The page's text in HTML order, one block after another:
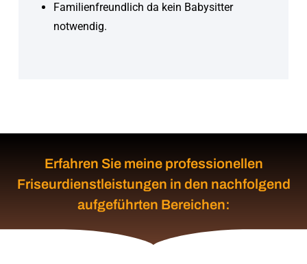
Familienfreundlich da kein Babysitter
notwendig.
Erfahren Sie meine professionellen
Friseurdienstleistungen in den nachfolgend
aufgeführten Bereichen: